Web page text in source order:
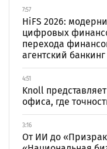
7:57
HiFS 2026:
цифровых
перехода
агентский банкинг
4:51
Knoll
офиса, где
3:16
От ИИ до